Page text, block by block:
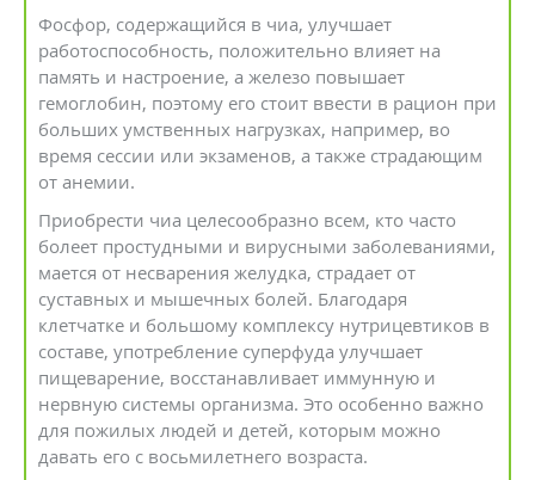
Фосфор, содержащийся в чиа, улучшает
работоспособность, положительно влияет на
память и настроение, а железо повышает
гемоглобин, поэтому его стоит ввести в рацион при
больших умственных нагрузках, например, во
время сессии или экзаменов, а также страдающим
от анемии.
Приобрести чиа целесообразно всем, кто часто
болеет простудными и вирусными заболеваниями,
мается от несварения желудка, страдает от
суставных и мышечных болей. Благодаря
клетчатке и большому комплексу нутрицевтиков в
составе, употребление суперфуда улучшает
пищеварение, восстанавливает иммунную и
нервную системы организма. Это особенно важно
для пожилых людей и детей, которым можно
давать его с восьмилетнего возраста.